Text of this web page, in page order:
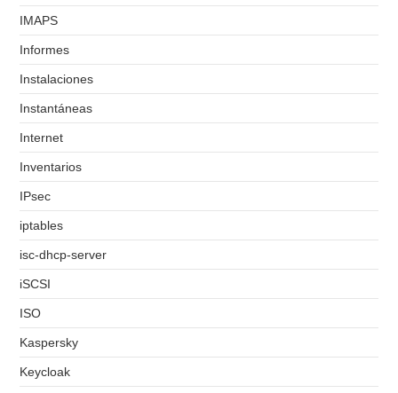
IMAPS
Informes
Instalaciones
Instantáneas
Internet
Inventarios
IPsec
iptables
isc-dhcp-server
iSCSI
ISO
Kaspersky
Keycloak